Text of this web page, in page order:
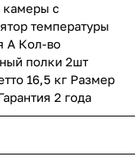
камеры с
температуры
А Кол-во
полки 2шт
16,5 кг Размер
2 года